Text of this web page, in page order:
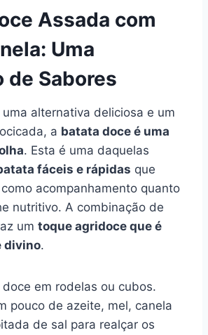
Assada com
Uma
de Sabores
alternativa deliciosa e um
a batata doce é uma
. Esta é uma daquelas
fáceis e rápidas que
acompanhamento quanto
nutritivo. A combinação de
um toque agridoce que é
divino.
em rodelas ou cubos.
pouco de azeite, mel, canela
de sal para realçar os